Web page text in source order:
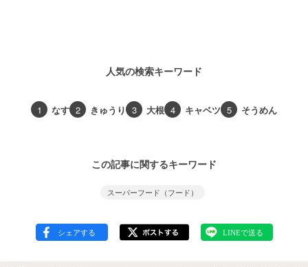
人気の検索キーワード
1 なす 2 きゅうり 3 大根 4 キャベツ 5 そうめん
この記事に関するキーワード
スーパーフード（フード）